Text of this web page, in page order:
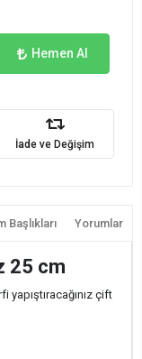
Hemen Al
İade ve Değişim
Başlıkları Yorumlar
25 cm
çift